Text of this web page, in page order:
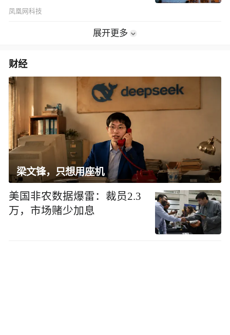
凤凰网科技
展开更多
财经
梁文锋，只想用座机
美国非农数据爆雷：裁员2.3
万，市场赌少加息